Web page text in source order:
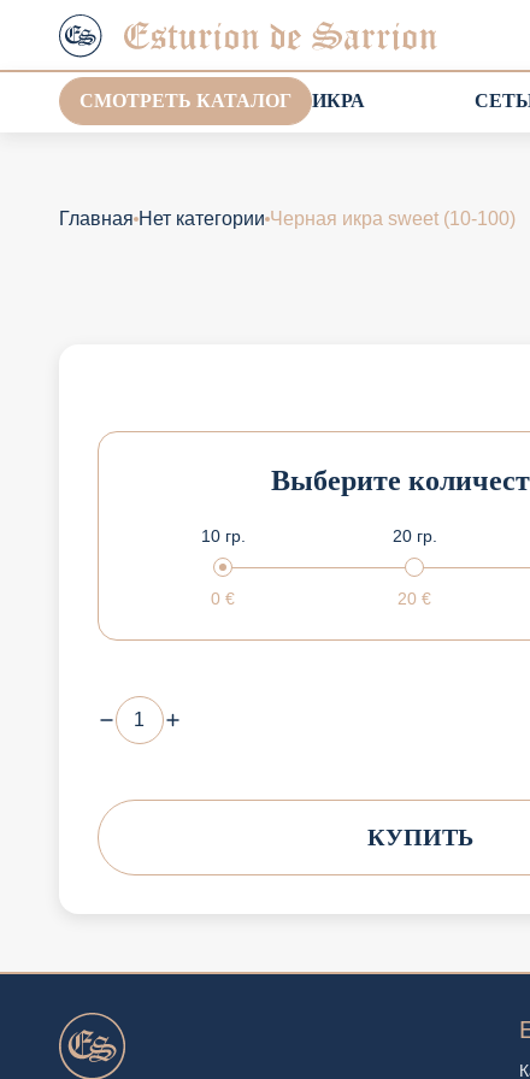
СМОТРЕТЬ КАТАЛОГ ИКРА
Главная Нет категории Черная икра sweet (10-100)
Выберите
10 гр.
0€
20 гр.
20€
КУПИТЬ